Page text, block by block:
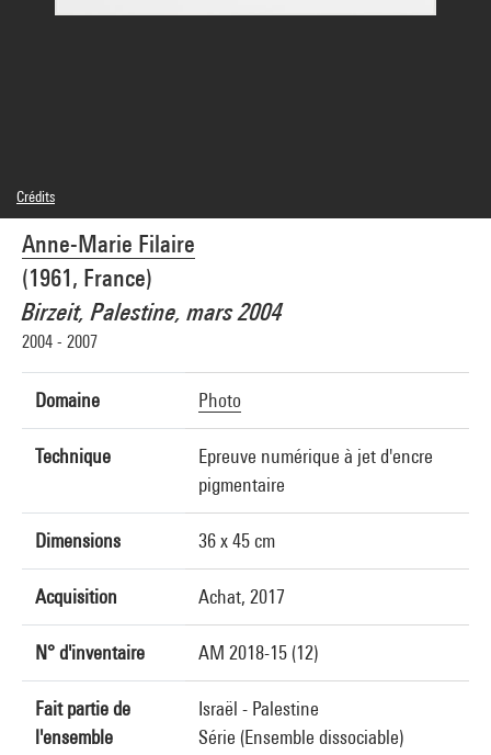
Anne-Marie Filaire
(1961, France)
Birzeit, Palestine, mars 2004
2004 - 2007
Domaine Photo
Technique
Epreuve numérique à jet d'encre
pigmentaire
Dimensions 36 x 45 cm
Acquisition Achat, 2017
N° d'inventaire AM 2018-15 (12)
Fait partie de
l'ensemble
Israël - Palestine
Série (Ensemble dissociable)
Crédits
© SAIF
Crédit photographique : Centre Pompidou, MNAM-CCI/Audrey Laurans/Dist.
GrandPalaisRmn
Réf. image : 4N86675
Diffusion image :GrandPalaisRmnPhoto